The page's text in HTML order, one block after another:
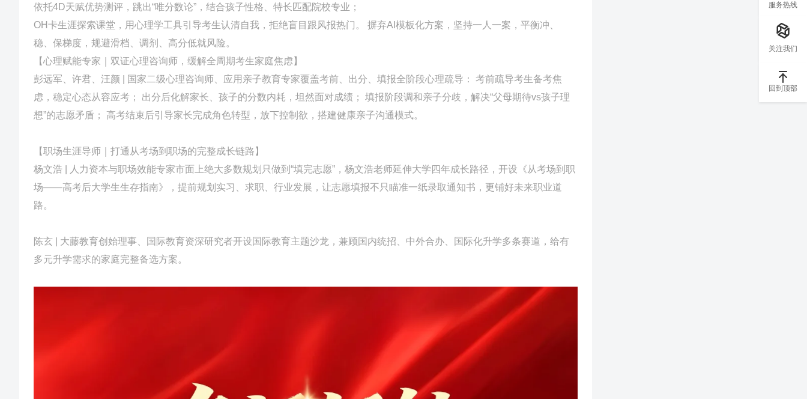
依托4D天赋优势测评，跳出“唯分数论”，结合孩子性格、特长匹配院校专业；
OH卡生涯探索课堂，用心理学工具引导考生认清自我，拒绝盲目跟风报热门。 摒弃AI模板化方案，坚持一人一案，平衡冲、
稳、保梯度，规避滑档、调剂、高分低就风险。
【心理赋能专家｜双证心理咨询师，缓解全周期考生家庭焦虑】
彭远军、许君、汪颜 | 国家二级心理咨询师、应用亲子教育专家覆盖考前、出分、填报全阶段心理疏导： 考前疏导考生备考焦
虑，稳定心态从容应考； 出分后化解家长、孩子的分数内耗，坦然面对成绩； 填报阶段调和亲子分歧，解决“父母期待vs孩子理
想”的志愿矛盾； 高考结束后引导家长完成角色转型，放下控制欲，搭建健康亲子沟通模式。
【职场生涯导师｜打通从考场到职场的完整成长链路】
杨文浩 | 人力资本与职场效能专家市面上绝大多数规划只做到“填完志愿”，杨文浩老师延伸大学四年成长路径，开设《从考场到职
场——高考后大学生生存指南》，提前规划实习、求职、行业发展，让志愿填报不只瞄准一纸录取通知书，更铺好未来职业道
路。
陈玄 | 大藤教育创始理事、国际教育资深研究者开设国际教育主题沙龙，兼顾国内统招、中外合办、国际化升学多条赛道，给有
多元升学需求的家庭完整备选方案。
服务热线
关注我们
回到顶部